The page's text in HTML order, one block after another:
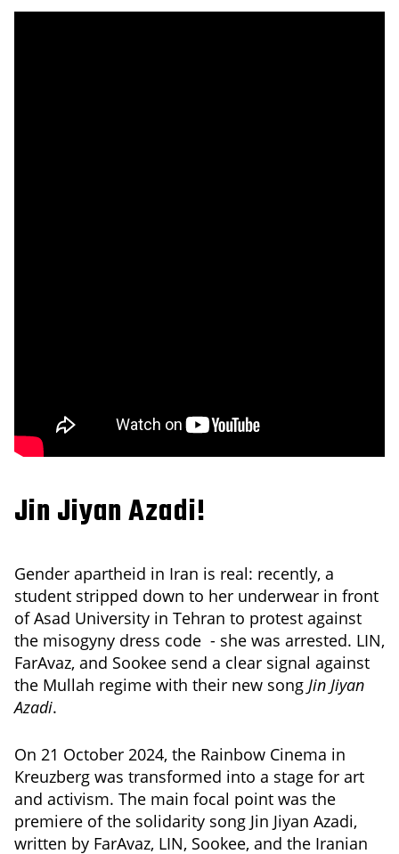
Jin Jiyan Azadi!
Gender apartheid in Iran is real: recently, a
student stripped down to her underwear in front
of Asad University in Tehran to protest against
the misogyny dress code - she was arrested. LIN,
FarAvaz, and Sookee send a clear signal against
the Mullah regime with their new song Jin Jiyan
Azadi.
On 21 October 2024, the Rainbow Cinema in
Kreuzberg was transformed into a stage for art
and activism. The main focal point was the
premiere of the solidarity song Jin Jiyan Azadi,
written by FarAvaz, LIN, Sookee, and the Iranian